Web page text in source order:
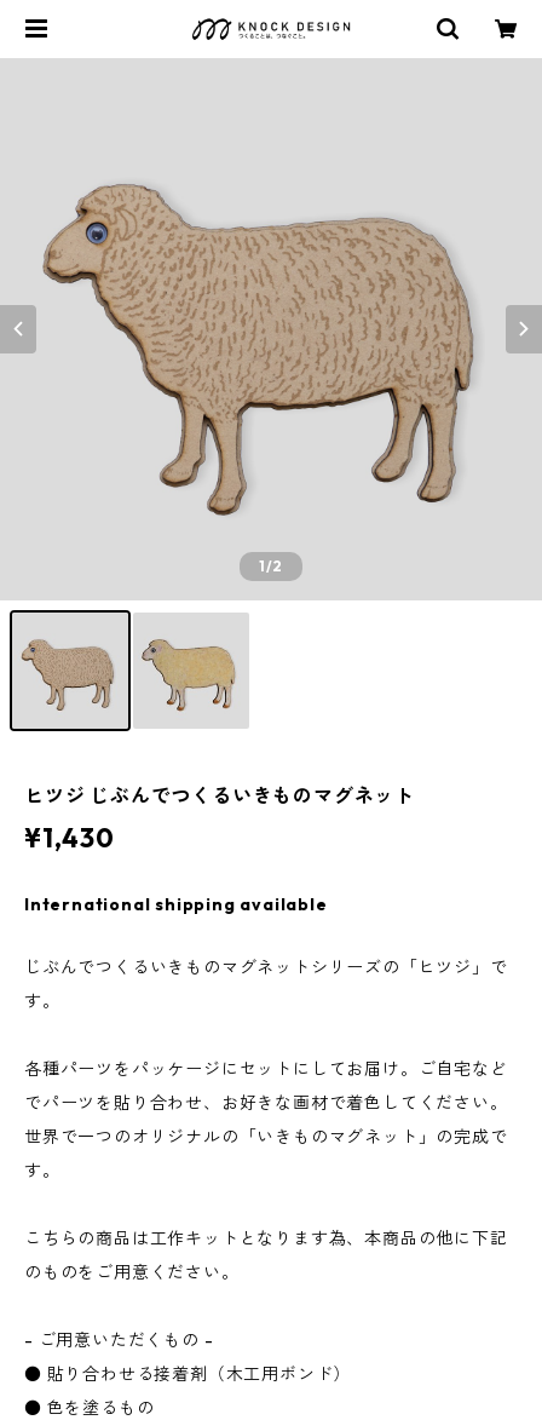
1/2
ヒツジ じぶんでつくるいきものマグネット
¥1,430
International shipping available
じぶんでつくるいきものマグネットシリーズの「ヒツジ」で
す。
各種パーツをパッケージにセットにしてお届け。ご自宅など
でパーツを貼り合わせ、お好きな画材で着色してください。
世界で一つのオリジナルの「いきものマグネット」の完成で
す。
こちらの商品は工作キットとなります為、本商品の他に下記
のものをご用意ください。
- ご用意いただくもの -
● 貼り合わせる接着剤（木工用ボンド）
● 色を塗るもの